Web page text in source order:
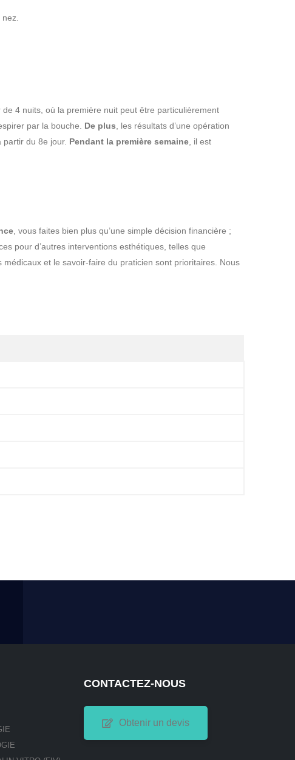
4 nuits, où la première nuit peut être particulièrement
par la bouche. De plus , les résultats d’une opération
partir du 8e jour. Pendant la première semaine , il est
, vous faites bien plus qu’une simple décision financière ;
pour d’autres interventions esthétiques, telles que
médicaux et le savoir-faire du praticien sont prioritaires. Nous
CONTACTEZ-NOUS
Obtenir un devis